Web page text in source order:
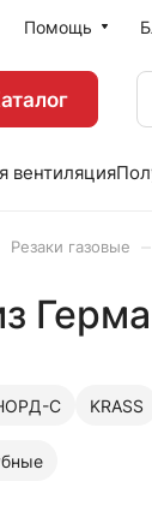
Помощь
вентиляция
Резаки газовые
С KRASS